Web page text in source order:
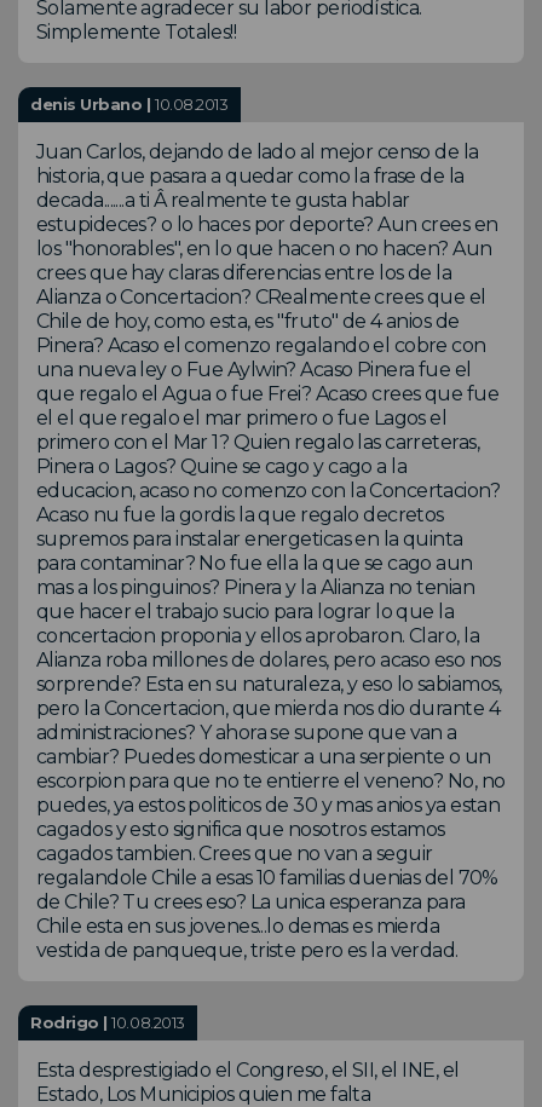
Solamente agradecer su labor periodística.
Simplemente Totales!!
denis Urbano |10.08.2013
Juan Carlos, dejando de lado al mejor censo de la
historia, que pasara a quedar como la frase de la
decada.......a ti Â realmente te gusta hablar
estupideces? o lo haces por deporte? Aun crees en
los "honorables", en lo que hacen o no hacen? Aun
crees que hay claras diferencias entre los de la
Alianza o Concertacion? CRealmente crees que el
Chile de hoy, como esta, es "fruto" de 4 anios de
Pinera? Acaso el comenzo regalando el cobre con
una nueva ley o Fue Aylwin? Acaso Pinera fue el
que regalo el Agua o fue Frei? Acaso crees que fue
el el que regalo el mar primero o fue Lagos el
primero con el Mar 1? Quien regalo las carreteras,
Pinera o Lagos? Quine se cago y cago a la
educacion, acaso no comenzo con la Concertacion?
Acaso nu fue la gordis la que regalo decretos
supremos para instalar energeticas en la quinta
para contaminar? No fue ella la que se cago aun
mas a los pinguinos? Pinera y la Alianza no tenian
que hacer el trabajo sucio para lograr lo que la
concertacion proponia y ellos aprobaron. Claro, la
Alianza roba millones de dolares, pero acaso eso nos
sorprende? Esta en su naturaleza, y eso lo sabiamos,
pero la Concertacion, que mierda nos dio durante 4
administraciones? Y ahora se supone que van a
cambiar? Puedes domesticar a una serpiente o un
escorpion para que no te entierre el veneno? No, no
puedes, ya estos politicos de 30 y mas anios ya estan
cagados y esto significa que nosotros estamos
cagados tambien. Crees que no van a seguir
regalandole Chile a esas 10 familias duenias del 70%
de Chile? Tu crees eso? La unica esperanza para
Chile esta en sus jovenes...lo demas es mierda
vestida de panqueque, triste pero es la verdad.
Rodrigo |10.08.2013
Esta desprestigiado el Congreso, el SII, el INE, el
Estado, Los Municipios quien me falta